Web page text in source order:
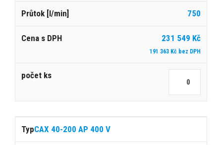
750
231 549 Kč
191 363 Kč bez DPH
CAX 40-200 AP 400 V